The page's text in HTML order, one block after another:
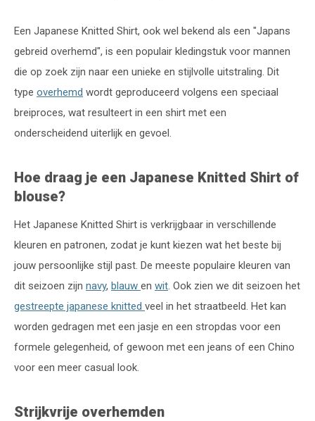
Een Japanese Knitted Shirt, ook wel bekend als een "Japans
gebreid overhemd", is een populair kledingstuk voor mannen
die op zoek zijn naar een unieke en stijlvolle uitstraling. Dit
type overhemd wordt geproduceerd volgens een speciaal
breiproces, wat resulteert in een shirt met een
onderscheidend uiterlijk en gevoel.
Hoe draag je een Japanese Knitted Shirt of
blouse?
Het Japanese Knitted Shirt is verkrijgbaar in verschillende
kleuren en patronen, zodat je kunt kiezen wat het beste bij
jouw persoonlijke stijl past. De meeste populaire kleuren van
dit seizoen zijn navy, blauw en wit. Ook zien we dit seizoen het
gestreepte japanese knitted veel in het straatbeeld. Het kan
worden gedragen met een jasje en een stropdas voor een
formele gelegenheid, of gewoon met een jeans of een Chino
voor een meer casual look.
Strijkvrije overhemden